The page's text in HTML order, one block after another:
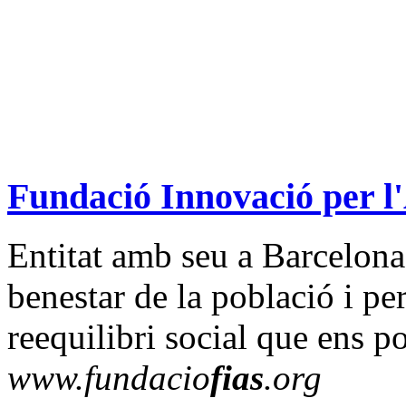
Fundació Innovació per
Entitat amb seu a
benestar de la població i
reequilibri social que ens
www.fundaciofias.org